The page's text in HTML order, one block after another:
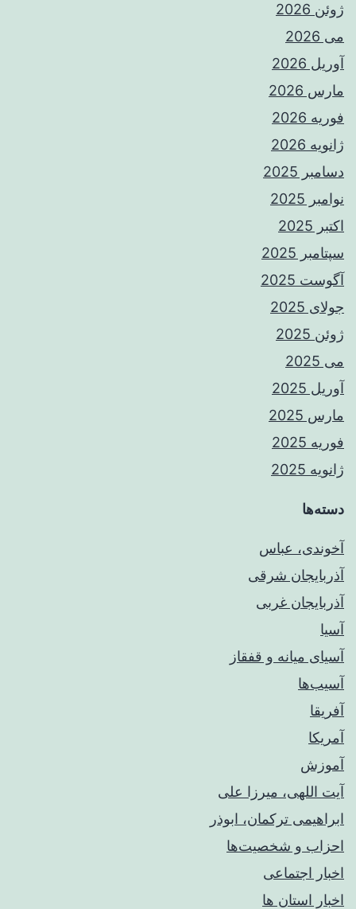
ژوئن 2026
می 2026
آوریل 2026
مارس 2026
فوریه 2026
ژانویه 2026
دسامبر 2025
نوامبر 2025
اکتبر 2025
سپتامبر 2025
آگوست 2025
جولای 2025
ژوئن 2025
می 2025
آوریل 2025
مارس 2025
فوریه 2025
ژانویه 2025
دسته‌ها
آخوندی، عباس
آذربایجان شرقی
آذربایجان غربی
آسیا
آسیای میانه و قفقاز
آسیب‌ها
آفریقا
آمریکا
آموزش
آیت اللهی، میرزا علی
ابراهیمی ترکمان، ابوذر
احزاب و شخصیت‌ها
اخبار اجتماعی
اخبار استان ها